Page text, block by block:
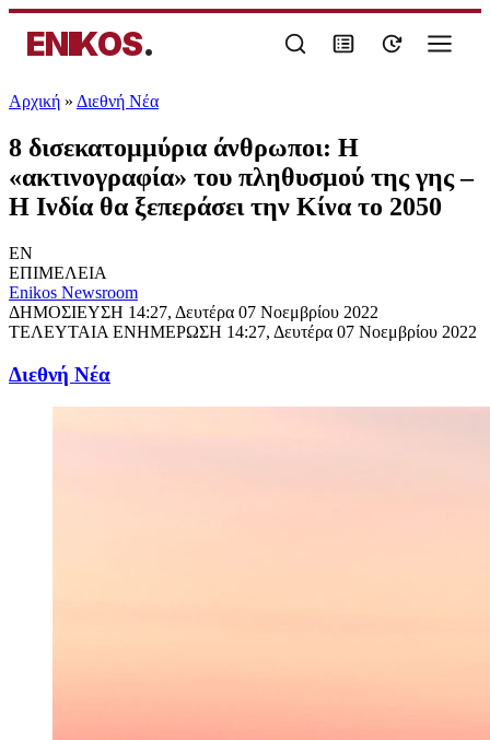
ENIKOS.
Αρχική » Διεθνή Νέα
8 δισεκατομμύρια άνθρωποι: Η
«ακτινογραφία» του πληθυσμού της γης –
Η Ινδία θα ξεπεράσει την Κίνα το 2050
EN
ΕΠΙΜΕΛΕΙΑ
Enikos Newsroom
ΔΗΜΟΣΙΕΥΣΗ 14:27, Δευτέρα 07 Νοεμβρίου 2022
ΤΕΛΕΥΤΑΙΑ ΕΝΗΜΕΡΩΣΗ 14:27, Δευτέρα 07 Νοεμβρίου 2022
Διεθνή Νέα